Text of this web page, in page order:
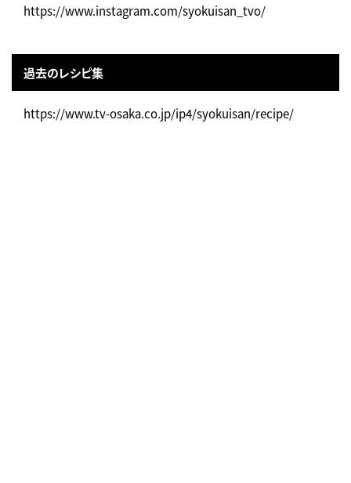
https://www.instagram.com/syokuisan_tvo/
過去のレシピ集
https://www.tv-osaka.co.jp/ip4/syokuisan/recipe/